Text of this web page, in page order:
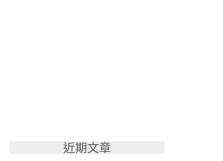
近期文章